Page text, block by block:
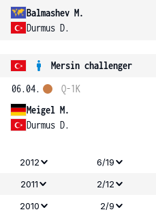
Balmashev M.
Durmus D.
Mersin challenger
06.04.
Meigel M.
Durmus D.
Q-1K
2012 6/19
2011
2/12
2010
2/9